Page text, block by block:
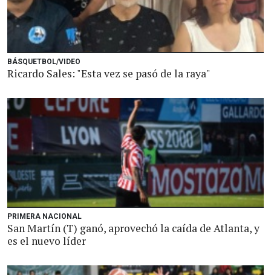
BÁSQUETBOL/VIDEO
Ricardo Sales: "Esta vez se pasó de la raya"
PRIMERA NACIONAL
San Martín (T) ganó, aprovechó la caída de Atlanta, y
es el nuevo líder